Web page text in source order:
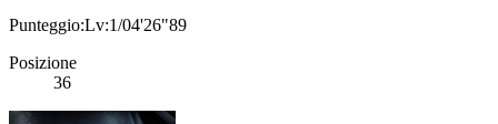
Punteggio:Lv:1/04'26"89
Posizione
36